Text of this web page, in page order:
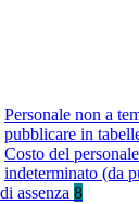
Personale non a
pubblicare in
Costo del
indeterminato (da
assenza 8